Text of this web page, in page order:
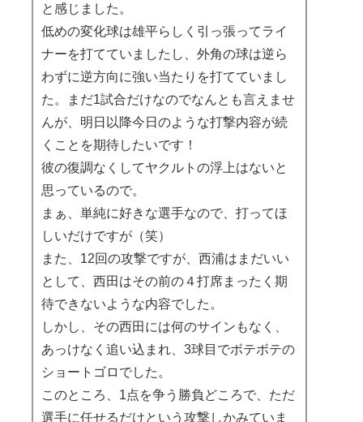
と感じました。
低めの変化球は雄平らしく引っ張ってライ
ナーを打てていましたし、外角の球は逆ら
わずに逆方向に強い当たりを打てていまし
た。まだ1試合だけなのでなんとも言えませ
んが、明日以降今日のような打撃内容が続
くことを期待したいです！
彼の復調なくしてヤクルトの浮上はないと
思っているので。
まぁ、単純に好きな選手なので、打ってほ
しいだけですが（笑）
また、12回の攻撃ですが、西浦はまだいい
として、西田はその前の４打席まったく期
待できないような内容でした。
しかし、その西田には何のサインもなく、
あっけなく追い込まれ、3球目でボテボテの
ショートゴロでした。
このところ、1点を争う勝負どころで、ただ
選手に任せるだけという攻撃しかみていま